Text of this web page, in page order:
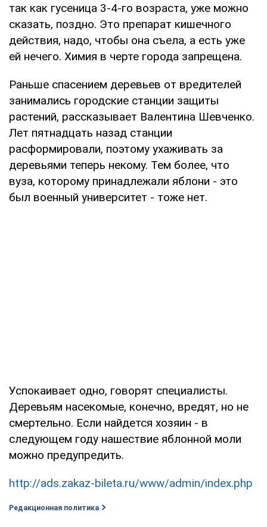
так как гусеница 3-4-го возраста, уже можно
сказать, поздно. Это препарат кишечного
действия, надо, чтобы она съела, а есть уже
ей нечего. Химия в черте города запрещена.
Раньше спасением деревьев от вредителей
занимались городские станции защиты
растений, рассказывает Валентина Шевченко.
Лет пятнадцать назад станции
расформировали, поэтому ухаживать за
деревьями теперь некому. Тем более, что
вуза, которому принадлежали яблони - это
был военный университет - тоже нет.
Успокаивает одно, говорят специалисты.
Деревьям насекомые, конечно, вредят, но не
смертельно. Если найдется хозяин - в
следующем году нашествие яблонной моли
можно предупредить.
http://ads.zakaz-bileta.ru/www/admin/index.php
Редакционная политика